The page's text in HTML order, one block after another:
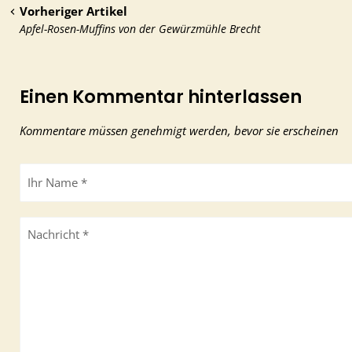
Vorheriger Artikel
Apfel-Rosen-Muffins von der Gewürzmühle Brecht
Einen Kommentar hinterlassen
Kommentare müssen genehmigt werden, bevor sie erscheinen
Ihr Name *
Nachricht *